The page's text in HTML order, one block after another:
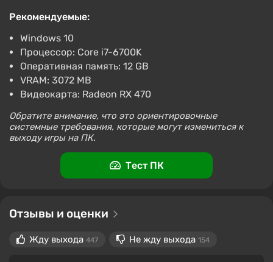
Рекомендуемые:
Windows 10
Процессор: Core i7-6700K
Оперативная память: 12 GB
VRAM: 3072 MB
Видеокарта: Radeon RX 470
Обратите внимание, что это ориентировочные
системные требования, которые могут измениться к
выходу игры на ПК.
Тест ПК
Отзывы и оценки
Жду выхода 447 Не жду выхода 154